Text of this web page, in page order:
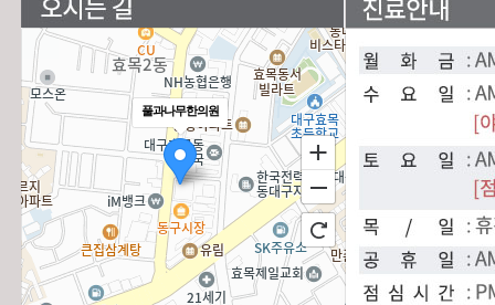
풀과나무한의원